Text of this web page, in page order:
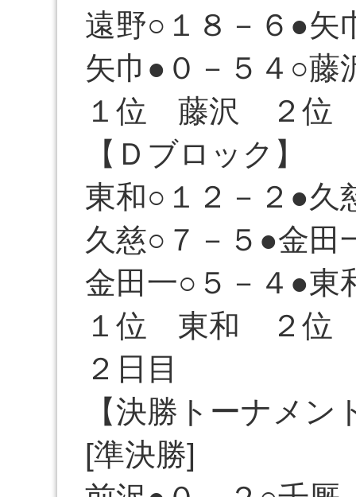
遠野○１８－６●矢
矢巾●０－５４○藤
１位 藤沢 ２
【Ｄブロック】
東和○１２－２●久
久慈○７－５●金田
金田一○５－４●東
１位 東和 ２位
２日目
【決勝トーナメン
[準決勝]